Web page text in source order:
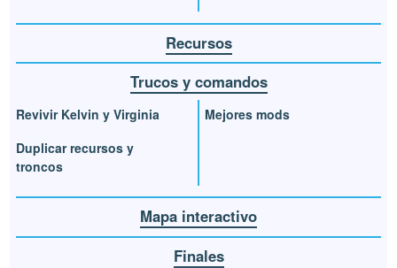
Recursos
Trucos y comandos
Revivir Kelvin y Virginia
Duplicar recursos y
troncos
Mejores mods
Mapa interactivo
Finales